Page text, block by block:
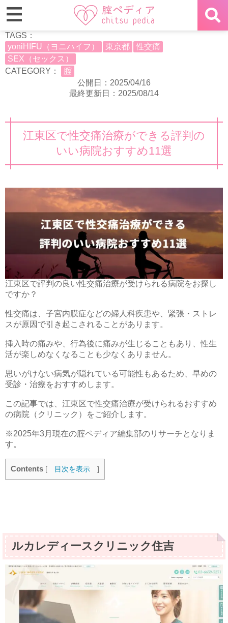
TAGS：
yoniHIFU（ヨニハイフ）
東京都
性交痛
SEX（セックス）
CATEGORY：
腟
公開日：2025/04/16
最終更新日：2025/08/14
江東区で性交痛治療ができる評判の
いい病院おすすめ11選
江東区で評判の良い性交痛治療が受けられる病院をお探し
ですか？
性交痛は、子宮内膜症などの婦人科疾患や、緊張・ストレ
スが原因で引き起こされることがあります。
挿入時の痛みや、行為後に痛みが生じることもあり、性生
活が楽しめなくなることも少なくありません。
思いがけない病気が隠れている可能性もあるため、早めの
受診・治療をおすすめします。
この記事では、江東区で性交痛治療が受けられるおすすめ
の病院（クリニック）をご紹介します。
※2025年3月現在の腟ペディア編集部のリサーチとなりま
す。
Contents [ 目次を表示 ]
ルカレディースクリニック住吉